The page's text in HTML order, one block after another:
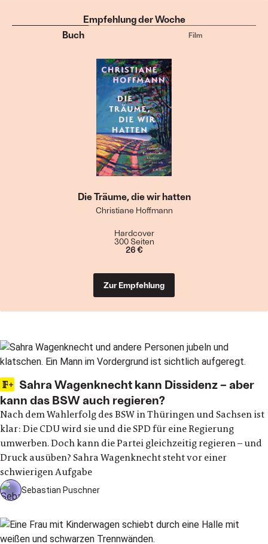
Empfehlung der Woche
Buch
Film
Die Träume, die wir hatten
Christiane Hoffmann
Hardcover
300 Seiten
26 €
Zur Empfehlung
Sahra Wagenknecht kann Dissidenz – aber
kann das BSW auch regieren?
Nach dem Wahlerfolg des BSW in Thüringen und Sachsen ist
klar: Die CDU wird sie und die SPD für eine Regierung
umwerben. Doch kann die Partei gleichzeitig regieren – und
Druck ausüben? Sahra Wagenknecht steht vor einer
schwierigen Aufgabe
Sebastian Puschner